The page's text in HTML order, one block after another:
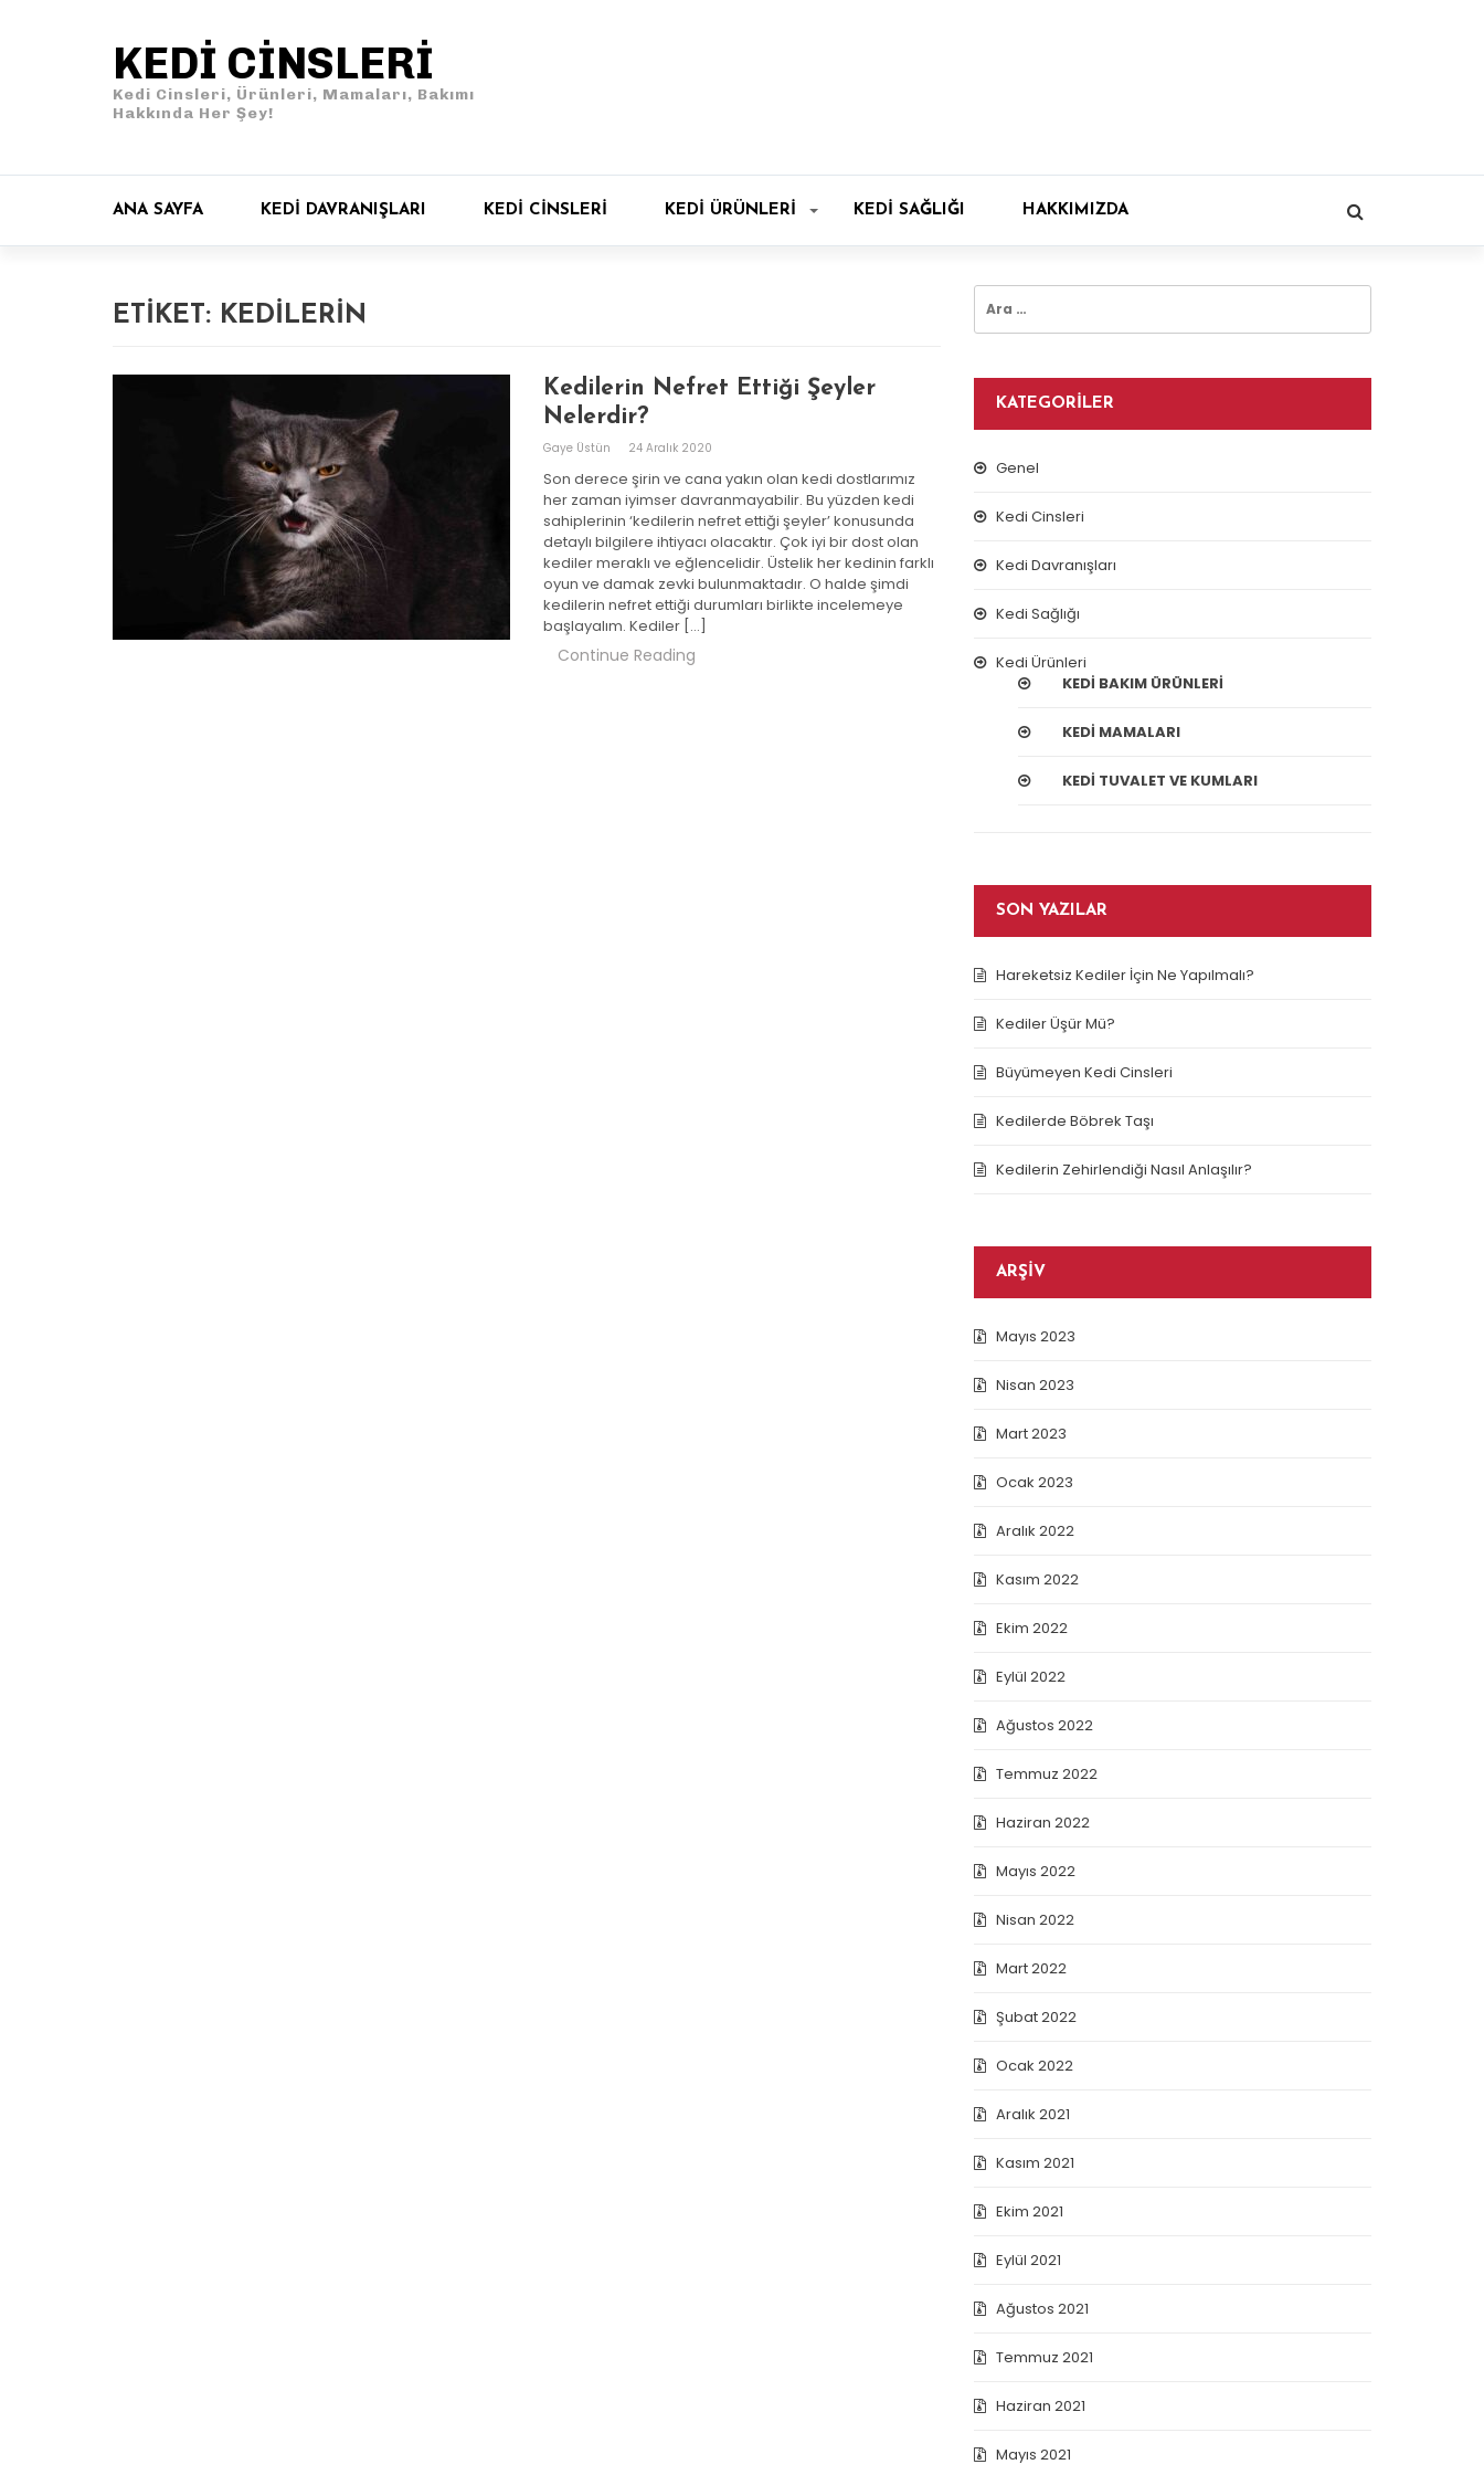
KEDI CINSLERI
Kedi Cinsleri, Ürünleri, Mamaları, Bakımı
Hakkında Her Şey!
ANA SAYFA KEDI DAVRANIŞLARI KEDI CINSLERI KEDI ÜRÜNLERI KEDI SAĞLIĞI HAKKIMIZDA
ETIKET: KEDILERIN
Kedilerin Nefret Ettiği Şeyler
Nelerdir?
Gaye Üstün 24 Aralık 2020
Son derece şirin ve cana yakın olan kedi dostlarımız
her zaman iyimser davranmayabilir. Bu yüzden kedi
sahiplerinin ‘kedilerin nefret ettiği şeyler’ konusunda
detaylı bilgilere ihtiyacı olacaktır. Çok iyi bir dost olan
kediler meraklı ve eğlencelidir. Üstelik her kedinin farklı
oyun ve damak zevki bulunmaktadır. O halde şimdi
kedilerin nefret ettiği durumları birlikte incelemeye
başlayalım. Kediler […]
Continue Reading
Arama:
KATEGORILER
Genel
Kedi Cinsleri
Kedi Davranışları
Kedi Sağlığı
Kedi Ürünleri
KEDI BAKIM ÜRÜNLERI
KEDI MAMALARI
KEDI TUVALET VE KUMLARI
SON YAZILAR
Hareketsiz Kediler İçin Ne Yapılmalı?
Kediler Üşür Mü?
Büyümeyen Kedi Cinsleri
Kedilerde Böbrek Taşı
Kedilerin Zehirlendiği Nasıl Anlaşılır?
ARŞIV
Mayıs 2023
Nisan 2023
Mart 2023
Ocak 2023
Aralık 2022
Kasım 2022
Ekim 2022
Eylül 2022
Ağustos 2022
Temmuz 2022
Haziran 2022
Mayıs 2022
Nisan 2022
Mart 2022
Şubat 2022
Ocak 2022
Aralık 2021
Kasım 2021
Ekim 2021
Eylül 2021
Ağustos 2021
Temmuz 2021
Haziran 2021
Mayıs 2021